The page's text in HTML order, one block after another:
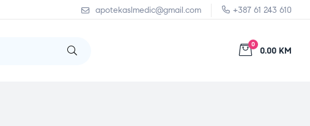
apotekaslmedic@gmail.com +387 61 243 610
0
0.00 KM